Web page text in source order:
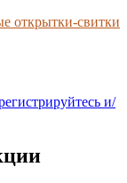
открытки-свитки
и/